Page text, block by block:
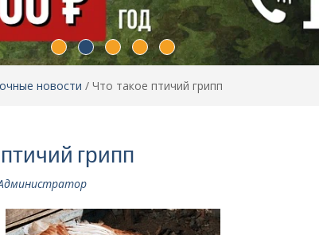
новости / Что такое птичий грипп
грипп